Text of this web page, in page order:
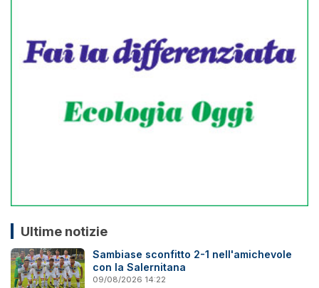
Ultime notizie
Sambiase sconfitto 2-1 nell'amichevole
con la Salernitana
09/08/2026 14:22